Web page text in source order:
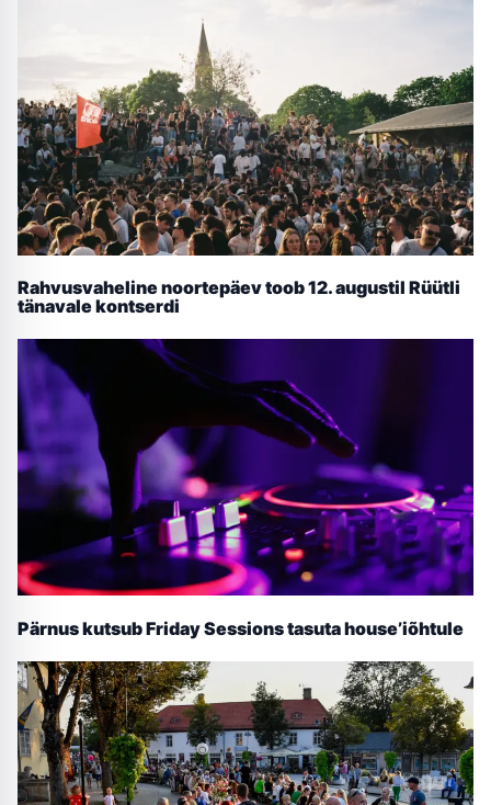
Rahvusvaheline noortepäev toob 12. augustil Rüütli
tänavale kontserdi
Pärnus kutsub Friday Sessions tasuta house’iõhtule